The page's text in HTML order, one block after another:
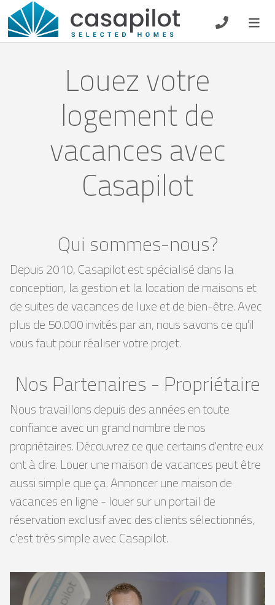
Chèque-cadeau
Louez votre
logement de
vacances avec
Casapilot
Qui sommes-nous?
Depuis 2010, Casapilot est spécialisé dans la
conception, la gestion et la location de maisons et
de suites de vacances de luxe et de bien-être. Avec
plus de 50.000 invités par an, nous savons ce qu'il
vous faut pour réaliser votre projet.
Nos Partenaires - Propriétaire
Nous travaillons depuis des années en toute
confiance avec un grand nombre de nos
propriétaires. Découvrez ce que certains d'entre eux
ont à dire. Louer une maison de vacances peut être
aussi simple que ça. Annoncer une maison de
vacances en ligne - louer sur un portail de
réservation exclusif avec des clients sélectionnés,
c'est très simple avec Casapilot.